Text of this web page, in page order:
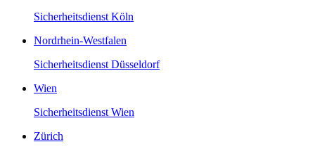
Sicherheitsdienst Köln
Nordrhein-Westfalen
Sicherheitsdienst Düsseldorf
Wien
Sicherheitsdienst Wien
Zürich